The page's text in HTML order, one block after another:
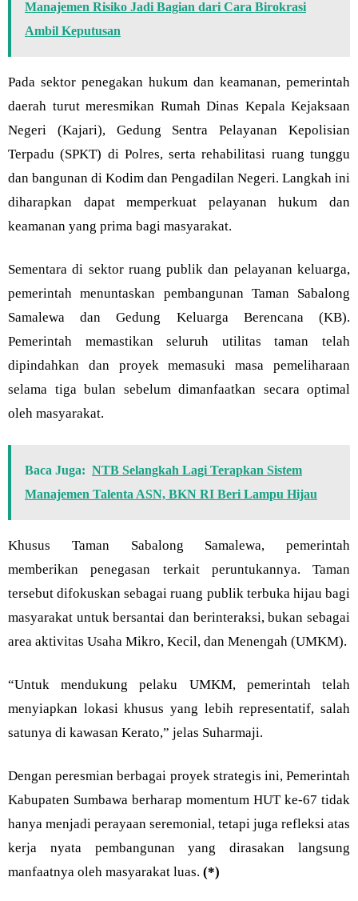
Manajemen Risiko Jadi Bagian dari Cara Birokrasi
Ambil Keputusan
Pada sektor penegakan hukum dan keamanan, pemerintah
daerah turut meresmikan Rumah Dinas Kepala Kejaksaan
Negeri (Kajari), Gedung Sentra Pelayanan Kepolisian
Terpadu (SPKT) di Polres, serta rehabilitasi ruang tunggu
dan bangunan di Kodim dan Pengadilan Negeri. Langkah ini
diharapkan dapat memperkuat pelayanan hukum dan
keamanan yang prima bagi masyarakat.
Sementara di sektor ruang publik dan pelayanan keluarga,
pemerintah menuntaskan pembangunan Taman Sabalong
Samalewa dan Gedung Keluarga Berencana (KB).
Pemerintah memastikan seluruh utilitas taman telah
dipindahkan dan proyek memasuki masa pemeliharaan
selama tiga bulan sebelum dimanfaatkan secara optimal
oleh masyarakat.
Baca Juga: NTB Selangkah Lagi Terapkan Sistem
Manajemen Talenta ASN, BKN RI Beri Lampu Hijau
Khusus Taman Sabalong Samalewa, pemerintah
memberikan penegasan terkait peruntukannya. Taman
tersebut difokuskan sebagai ruang publik terbuka hijau bagi
masyarakat untuk bersantai dan berinteraksi, bukan sebagai
area aktivitas Usaha Mikro, Kecil, dan Menengah (UMKM).
“Untuk mendukung pelaku UMKM, pemerintah telah
menyiapkan lokasi khusus yang lebih representatif, salah
satunya di kawasan Kerato,” jelas Suharmaji.
Dengan peresmian berbagai proyek strategis ini, Pemerintah
Kabupaten Sumbawa berharap momentum HUT ke-67 tidak
hanya menjadi perayaan seremonial, tetapi juga refleksi atas
kerja nyata pembangunan yang dirasakan langsung
manfaatnya oleh masyarakat luas. (*)